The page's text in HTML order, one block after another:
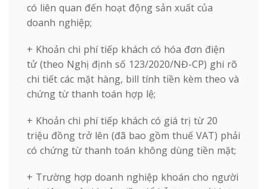
có liên quan đến hoạt động sản xuất của
doanh nghiệp;
+ Khoản chi phí tiếp khách có hóa đơn điện
tử (theo Nghị định số 123/2020/NĐ-CP) ghi rõ
chi tiết các mặt hàng, bill tính tiền kèm theo và
chứng từ thanh toán hợp lệ;
+ Khoản chi phí tiếp khách có giá trị từ 20
triệu đồng trở lên (đã bao gồm thuế VAT) phải
có chứng từ thanh toán không dùng tiền mặt;
+ Trường hợp doanh nghiệp khoán cho người